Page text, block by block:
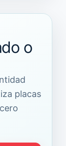
o
placas